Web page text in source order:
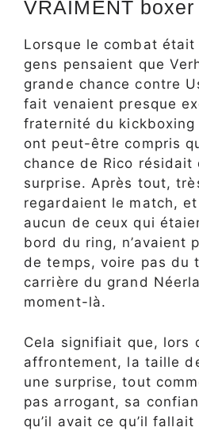
VRAIMENT boxer
Lorsque le combat
gens pensaient que
grande chance contre
fait venaient presque
fraternité du kickboxing
ont peut-être compris
chance de Rico résidait
surprise. Après tout,
regardaient le match,
aucun de ceux qui
bord du ring, n’avaient
de temps, voire pas du
carrière du grand
moment-là.
Cela signifiait que, lors
affrontement, la taille
une surprise, tout
pas arrogant, sa
qu’il avait ce qu’il